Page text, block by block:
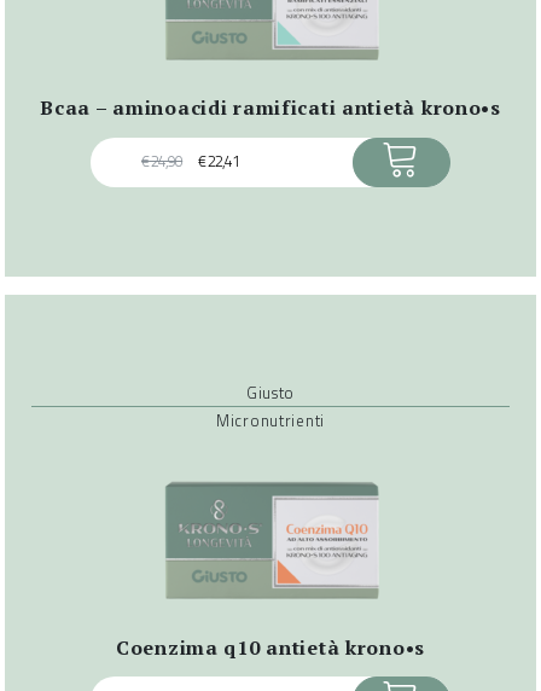
bcaa – aminoacidi ramificati antietà krono•s
€24,90 €22,41 ACQUISTA
Giusto
Micronutrienti
coenzima q10 antietà krono•s